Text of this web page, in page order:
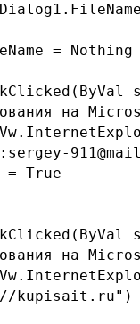
= Nothing
на
= True
на
kupisait.ru")